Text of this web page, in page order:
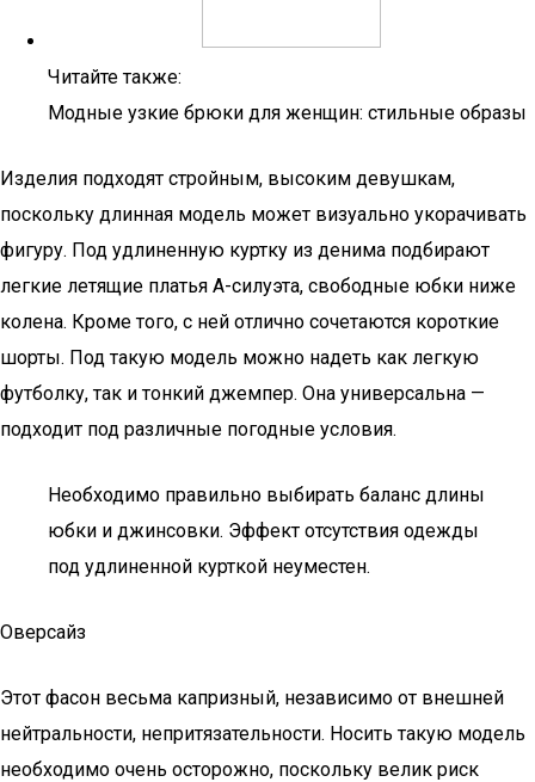
Читайте также:
Модные узкие брюки для женщин: стильные образы
Изделия подходят стройным, высоким девушкам,
поскольку длинная модель может визуально укорачивать
фигуру. Под удлиненную куртку из денима подбирают
легкие летящие платья А-силуэта, свободные юбки ниже
колена. Кроме того, с ней отлично сочетаются короткие
шорты. Под такую модель можно надеть как легкую
футболку, так и тонкий джемпер. Она универсальна —
подходит под различные погодные условия.
Необходимо правильно выбирать баланс длины
юбки и джинсовки. Эффект отсутствия одежды
под удлиненной курткой неуместен.
Оверсайз
Этот фасон весьма капризный, независимо от внешней
нейтральности, непритязательности. Носить такую модель
необходимо очень осторожно, поскольку велик риск